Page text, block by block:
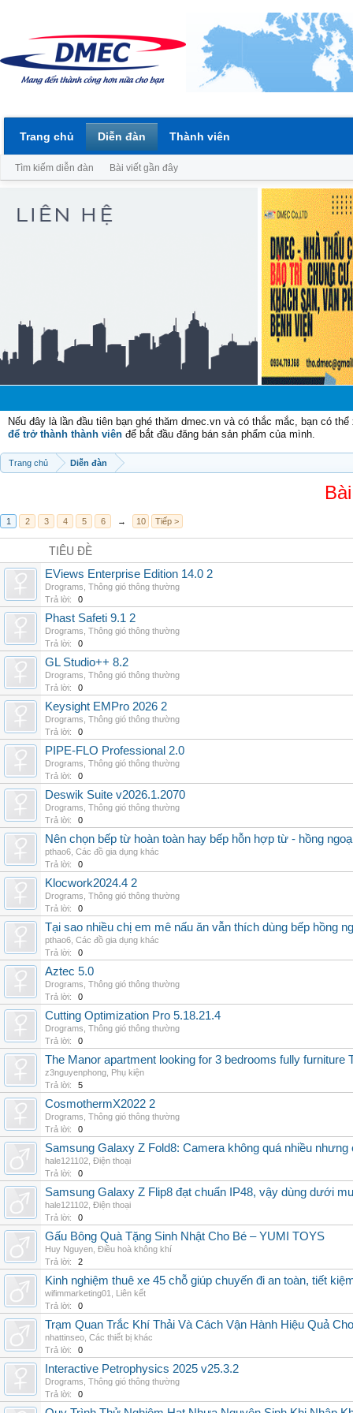
Nếu đây là lần đầu tiên bạn ghé thăm dmec.vn và có thắc mắc, bạn có
để trở thành thành viên để bắt đầu đăng bán sản phẩm của mình.
Trang chủ Diễn đàn
1 2 3 4 5 6 → 10 Tiếp >
TIÊU ĐỀ
EViews Enterprise Edition 14.0 2
Drograms Thông gió thông thường
Trả lời:
0
Phast Safeti 9.1 2
Drograms Thông gió thông thường
Trả lời:
0
GL Studio++ 8.2
Drograms Thông gió thông thường
Trả lời:
0
Keysight EMPro 2026 2
Drograms Thông gió thông thường
Trả lời:
0
PIPE-FLO Professional 2.0
Drograms Thông gió thông thường
Trả lời:
0
Deswik Suite v2026.1.2070
Drograms Thông gió thông thường
Trả lời:
0
Nên chọn bếp từ hoàn toàn hay bếp hỗn hợp từ - hồng
pthao6 Các đồ gia dụng khác
Trả lời:
0
Klocwork2024.4 2
Drograms Thông gió thông thường
Trả lời:
0
Tại sao nhiều chị em mê nấu ăn vẫn thích dùng bếp hồng
pthao6 Các đồ gia dụng khác
Trả lời:
0
Aztec 5.0
Drograms Thông gió thông thường
Trả lời:
0
Cutting Optimization Pro 5.18.21.4
Drograms Thông gió thông thường
Trả lời:
0
The Manor apartment looking for 3 bedrooms fully furniture
z3nguyenphong Phụ kiện
Trả lời:
5
CosmothermX2022 2
Drograms Thông gió thông thường
Trả lời:
0
Samsung Galaxy Z Fold8: Camera không quá nhiều nhưng
hale121102 Điện thoại
Trả lời:
0
Samsung Galaxy Z Flip8 đạt chuẩn IP48, vậy dùng dưới
hale121102 Điện thoại
Trả lời:
0
Gấu Bông Quà Tặng Sinh Nhật Cho Bé – YUMI TOYS
Huy Nguyen Điều hoà không khí
Trả lời:
2
Kinh nghiệm thuê xe 45 chỗ giúp chuyến đi an toàn, tiết
wifimmarketing01
Liên kết
Trả lời:
0
Trạm Quan Trắc Khí Thải Và Cách Vận Hành Hiệu Quả
nhattinseo Các thiết bị khác
Trả lời:
0
Interactive Petrophysics 2025 v25.3.2
Drograms Thông gió thông thường
Trả lời:
0
Trang chủ Diễn đàn
Tìm kiếm diễn đàn Bài viết gần đây
Thành viên